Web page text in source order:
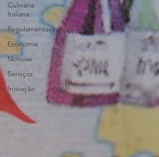
Culinária
Italiana
Regulamentação
Economia
Notícias
Serviços
Inovação